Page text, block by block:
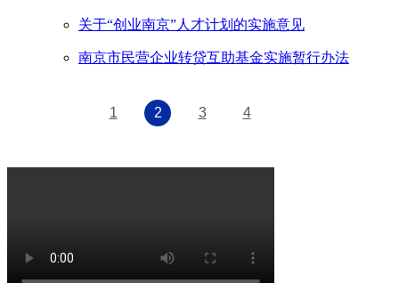
关于“创业南京”人才计划的实施意见
南京市民营企业转贷互助基金实施暂行办法
1 2 3 4